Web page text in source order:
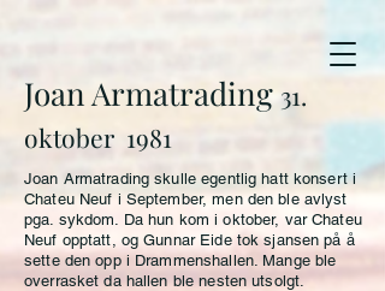
Joan Armatrading 31.
oktober 1981
Joan Armatrading skulle egentlig hatt konsert i
Chateu Neuf i September, men den ble avlyst
pga. sykdom. Da hun kom i oktober, var Chateu
Neuf opptatt, og Gunnar Eide tok sjansen på å
sette den opp i Drammenshallen. Mange ble
overrasket da hallen ble nesten utsolgt.